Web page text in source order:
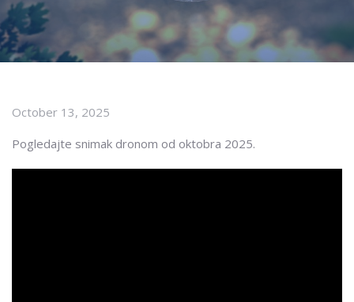
October 13, 2025
Pogledajte snimak dronom od oktobra 2025.